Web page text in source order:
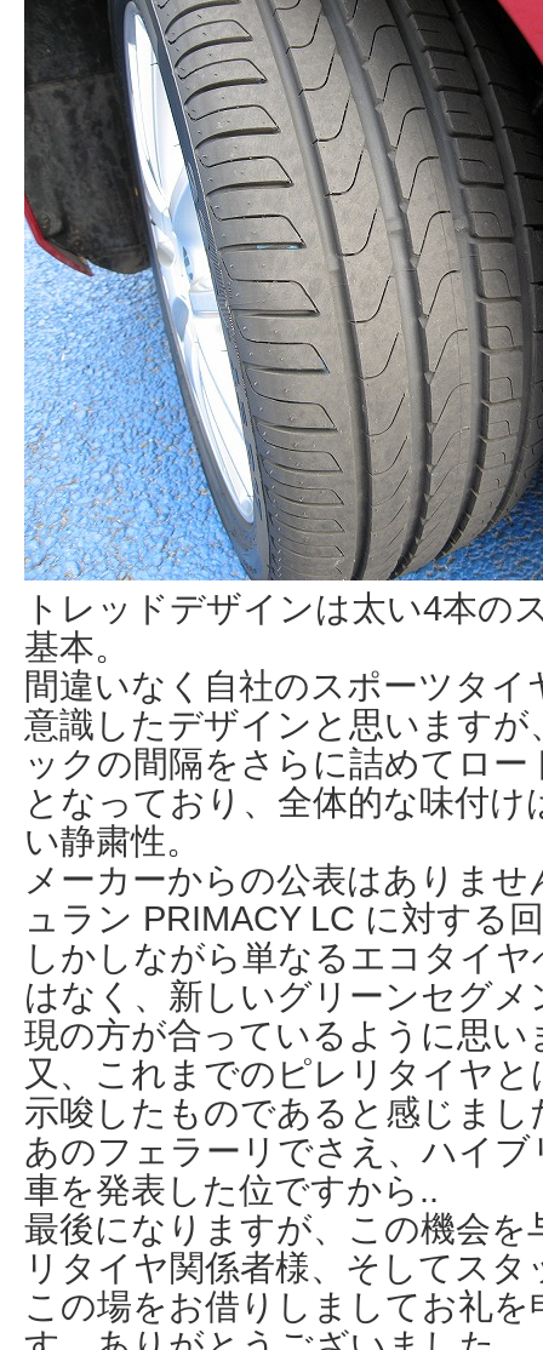
トレッドデザインは太い4本の
基本。
間違いなく自社のスポーツタイ
意識したデザインと思います
ックの間隔をさらに詰めてロ
となっており、全体的な味付
い静粛性。
メーカーからの公表はありま
ュラン PRIMACY LC に対する
しかしながら単なるエコタイ
はなく、新しいグリーンセグ
現の方が合っているように思い
又、これまでのピレリタイヤ
示唆したものであると感じまし
あのフェラーリでさえ、ハイ
車を発表した位ですから..
最後になりますが、この機会
リタイヤ関係者様、そしてスタ
この場をお借りしましてお礼